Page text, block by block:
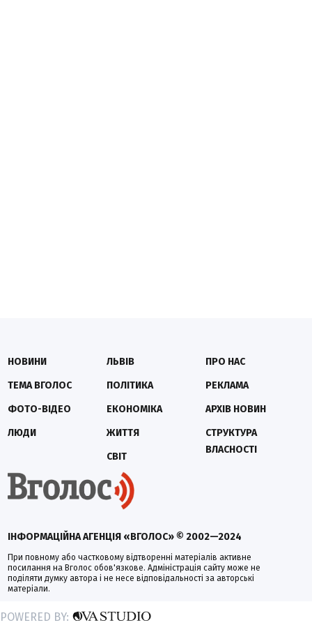
ІНФОРМАЦІЙНА АГЕНЦІЯ «ВГОЛОС» © 2002—2024
При повному або частковому відтворенні матеріалів активне
посилання на Вголос обов'язкове. Адміністрація сайту може не
поділяти думку автора і не несе відповідальності за авторські
матеріали.
НОВИНИ
ТЕМА ВГОЛОС
ФОТО-ВІДЕО
ЛЮДИ
ЛЬВІВ
ПОЛІТИКА
ЕКОНОМІКА
ЖИТТЯ
СВІТ
ПРО НАС
РЕКЛАМА
АРХІВ НОВИН
СТРУКТУРА
ВЛАСНОСТІ
POWERED BY: